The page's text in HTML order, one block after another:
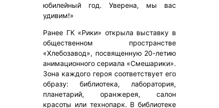
юбилейный год. Уверена, мы вас
удивим!»
Ранее ГК «Рики» открыла выставку в
общественном пространстве
«Хлебозавод», посвященную 20-летию
анимационного сериала «Смешарики».
Зона каждого героя соответствует его
образу: библиотека, лаборатория,
планетарий, оранжерея, салон
красоты или технопарк. В библиотеке